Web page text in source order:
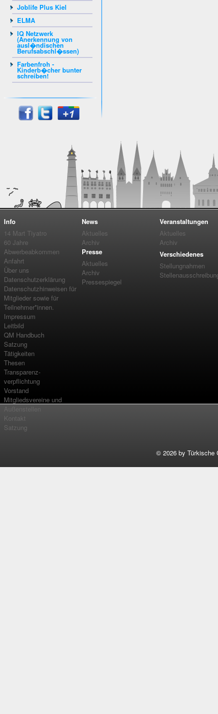
Joblife Plus Kiel
ELMA
IQ Netzwerk
(Anerkennung von
ausl�ndischen
Berufsabschl�ssen)
Farbenfroh -
Kinderb�cher bunter
schreiben!
Info
14 Mart Tiyatro
60 Jahre
Abwerbeabkommen
Anfahrt
Über uns
Datenschutzerklärung
Datenschutzhinweisen für
Mitglieder sowie für
Teilnehmer*innen.
Impressum
Leitbild
QM Handbuch
Satzung
Tätigkeiten
Thesen
Transparenz-
verpflichtung
Vorstand
Mitgliedsvereine und
Außenstellen
Kontakt
Satzung
News
Aktuelles
Archiv
Presse
Aktuelles
Archiv
Pressespiegel
Veranstaltungen
Aktuelles
Archiv
Verschiedenes
Stellungnahmen
© 2026 by Türkische